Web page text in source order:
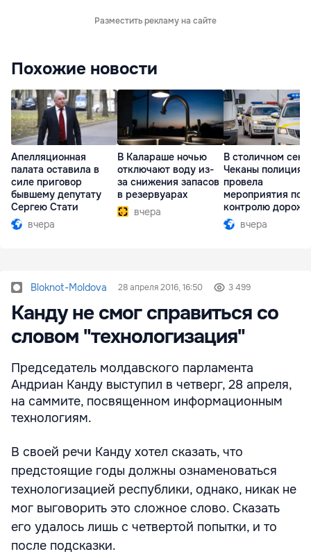
Разместить рекламу на сайте
Похожие новости
Апелляционная
палата оставила в
силе приговор
бывшему депутату
Сергею Стати
вчера
В Калараше ночью
отключают воду из-
за снижения запасов
в резервуарах
вчера
В столичном
Чеканы полиция
провела
мероприятия по
контролю
движения
вчера
Bloknot-Moldova 28 апреля 2016, 16:50 3 499
Канду не смог справиться со
словом "технологизация"
Председатель молдавского парламента
Андриан Канду выступил в четверг, 28 апреля,
на саммите, посвященном информационным
технологиям.
В своей речи Канду хотел сказать, что
предстоящие годы должны ознаменоваться
технологизацией республики, однако, никак не
мог выговорить это сложное слово. Сказать
его удалось лишь с четвертой попытки, и то
после подсказки.